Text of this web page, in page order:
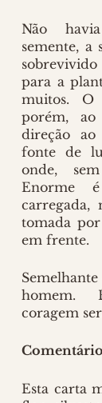
Não
semente, a
para a
muitos. O
porém, ao
direção
fonte de
onde,
Enorme
carregada,
tomada
em frente.
homem.
coragem
Comentário
Esta carta